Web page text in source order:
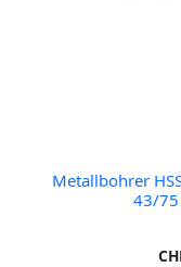
Metallbohrer
43/75